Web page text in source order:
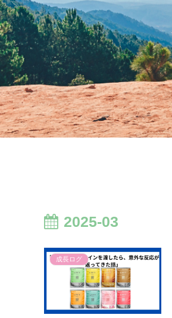
2025-03
成長ログ